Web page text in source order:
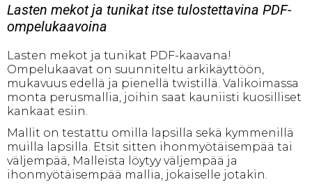
Lasten mekot ja tunikat itse tulostettavina PDF-
ompelukaavoina
Lasten mekot ja tunikat PDF-kaavana!
Ompelukaavat on suunniteltu arkikäyttöön,
mukavuus edellä ja pienellä twistillä. Valikoimassa
monta perusmallia, joihin saat kauniisti kuosilliset
kankaat esiin.
Mallit on testattu omilla lapsilla sekä kymmenillä
muilla lapsilla. Etsit sitten ihonmyötäisempää tai
väljempää, Malleista löytyy väljempää ja
ihonmyötäisempää mallia, jokaiselle jotakin.